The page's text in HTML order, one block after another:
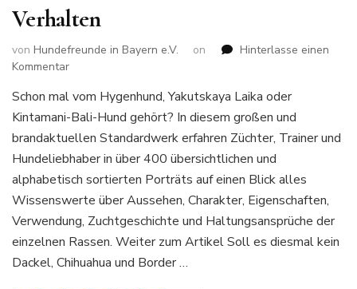
Verhalten
von Hundefreunde in Bayern e.V. on
Hinterlasse einen
Kommentarzu
Hunderassen
von
A-
Alles
über
Aussehen
Charakter
und
Verhalten
Schon mal vom Hygenhund, Yakutskaya Laika oder
Kintamani-Bali-Hund gehört? In diesem großen und
brandaktuellen Standardwerk erfahren Züchter, Trainer und
Hundeliebhaber in über 400 übersichtlichen und
alphabetisch sortierten Porträts auf einen Blick alles
Wissenswerte über Aussehen, Charakter, Eigenschaften,
Verwendung, Zuchtgeschichte und Haltungsansprüche der
einzelnen Rassen. Weiter zum Artikel Soll es diesmal kein
Dackel, Chihuahua und Border …